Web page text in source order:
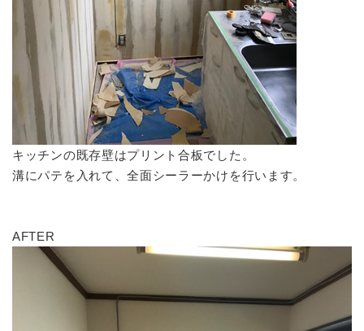
キッチンの既存壁はプリント合板でした。
溝にパテを入れて、全面シーラーかけを行います。
AFTER